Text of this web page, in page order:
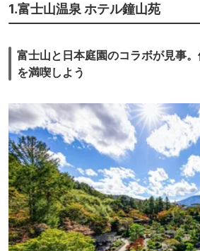
12.河口湖温泉寺 露天
風呂の宿 夢殿
icotto
13.雲ノ上 富士ホテル
icotto
14. THE GARDEN icotto
1.富士山温泉 ホテル鐘山苑
富士山と日本庭園のコラボが見事
を満喫しよう